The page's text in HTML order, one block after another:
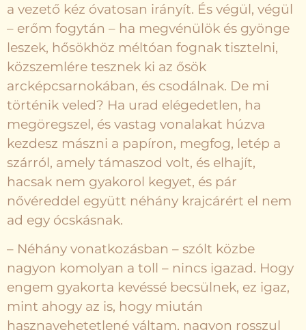
a vezető kéz óvatosan irányít. És végül, végül
– erőm fogytán – ha megvénülök és gyönge
leszek, hősökhöz méltóan fognak tisztelni,
közszemlére tesznek ki az ősök
arcképcsarnokában, és csodálnak. De mi
történik veled? Ha urad elégedetlen, ha
megöregszel, és vastag vonalakat húzva
kezdesz mászni a papíron, megfog, letép a
szárról, amely támaszod volt, és elhajít,
hacsak nem gyakorol kegyet, és pár
nővéreddel együtt néhány krajcárért el nem
ad egy ócskásnak.
– Néhány vonatkozásban – szólt közbe
nagyon komolyan a toll – nincs igazad. Hogy
engem gyakorta kevéssé becsülnek, ez igaz,
mint ahogy az is, hogy miután
hasznavehetetlené váltam, nagyon rosszul